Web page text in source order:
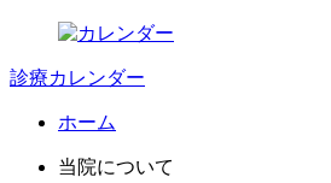
診療カレンダー
ホーム
当院について